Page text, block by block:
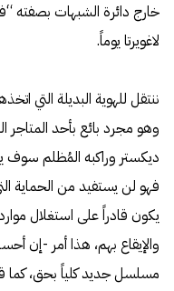
خارج دائرة الشبهات بصفته
لاغويرتا يوماً.
ننتقل للهوية البديلة التي
وهو مجرد بائع بأحد
ديكستر وراكبه المُظلم سوف
فهو لن يستفيد من الحماية
يكون قادراً على استغلال
والإيقاع بهم، هذا أمر -إن
مسلسل جديد كلياً بحق، كما